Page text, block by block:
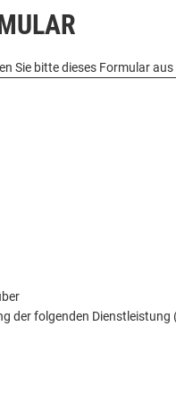
Sie bitte dieses Formular
der folgenden Dienstleistung